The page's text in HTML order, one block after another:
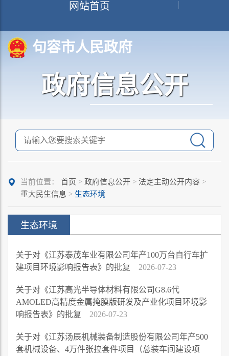
网站首页
句容市人民政府
政府信息公开
当前位置： 首页 > 政府信息公开 > 法定主动公开内容 >
重大民生信息 > 生态环境
生态环境
关于对《江苏泰茂车业有限公司年产100万台自行车扩
建项目环境影响报告表》的批复
2026-07-23
关于对《江苏高光半导体材料有限公司G8.6代
AMOLED高精度金属掩膜版研发及产业化项目环境影
响报告表》的批复
2026-07-23
关于对《江苏汤辰机械装备制造股份有限公司年产500
套机械设备、4万件张拉套件项目（总装车间建设项